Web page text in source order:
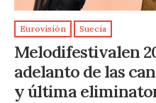
Eurovisión Suecia
Melodifestivalen
adelanto de las
y última